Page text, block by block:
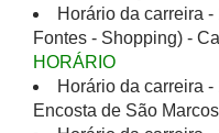
Horário da carreira
Fontes - Shopping) -
HORÁRIO
Horário da carreira
Encosta de São